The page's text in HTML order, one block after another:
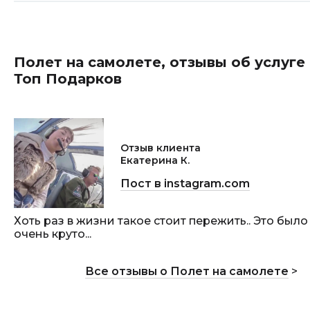
Полет на самолете, отзывы об услуге
Топ Подарков
Отзыв клиента
Екатерина К.
Пост в instagram.com
Хоть раз в жизни такое стоит пережить.. Это было
очень круто...
Все отзывы о Полет на самолете >